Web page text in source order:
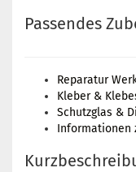
Passendes
Reparatur
Kleber &
Schutzglas &
Informationen